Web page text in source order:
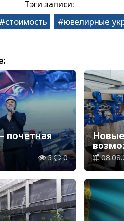
Тэги записи:
стоимость ювелирные
почетная
5 0